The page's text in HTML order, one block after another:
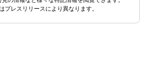
プレスリリースにより異なります。